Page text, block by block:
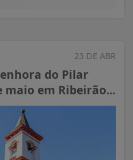
23 DE ABR
do Pilar
maio em Ribeirão...